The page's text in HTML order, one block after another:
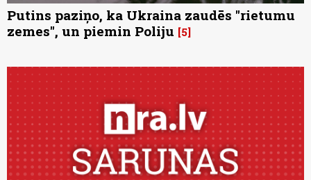
Putins paziņo, ka Ukraina zaudēs "rietumu
zemes", un piemin Poliju 5